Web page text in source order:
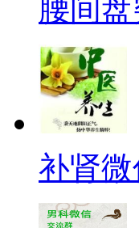
腰间
补肾